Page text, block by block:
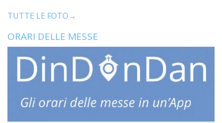
TUTTE LE FOTO→
ORARI DELLE MESSE